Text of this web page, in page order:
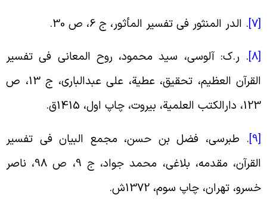
.الدر المنثور فی تفسیر المأثور، ج 6، ص 30
.
.ر.ک: آلوسی، سید محمود، روح المعانی فی تفسیر
القرآن العظیم، تحقیق، عطیة، علی عبدالباری، ج 13، ص
العلمیة، بیروت، چاپ اول، 1415ق
.
. طبرسی، فضل بن حسن، مجمع البیان فی تفسیر
القرآن، مقدمه، بلاغی‏، محمد جواد، ج 9، ص 98، ناصر
تهران، چاپ سوم، 1372ش
.